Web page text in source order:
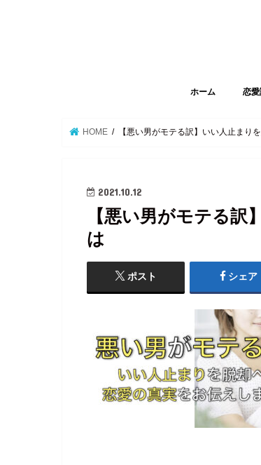
ホーム 恋
HOME 【悪い男がモテる訳】いい人止まり
2021.10.12
【悪い男がモテる訳
は
ポスト シェア